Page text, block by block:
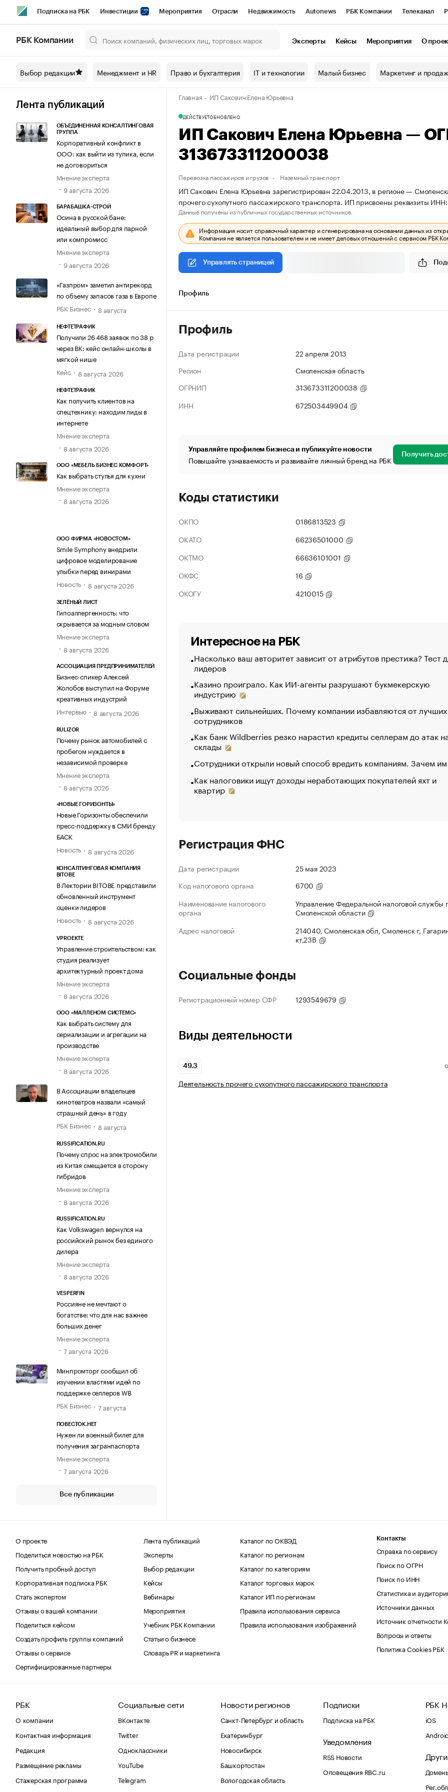
Подписка на РБК Инвестиции Мероприятия Отрасли Недвижимость Autonews РБК Компании Телеканал
Спецпроекты СПб Конференции СПб Спецпроекты Проверка контрагентов
Технологии и медиа Рынок наличной валюты
РБК Компании Эксперты Кейсы Мероприятия О
Выбор редакции Менеджмент и HR Право и бухгалтерия IT и технологии Малый бизнес Маркетинг и
Лента публикаций
ОБЪЕДИНЕННАЯ КОНСАЛТИНГОВАЯ
ГРУППА
Корпоративный конфликт в
ООО: как выйти из тупика, если
не договориться
Мнение эксперта
9 августа 2026
БАРАБАШКА-СТРОЙ
Осина в русской бане:
идеальный выбор для парной
или компромисс
Мнение эксперта
9 августа 2026
«Газпром» заметил антирекорд
по объему запасов газа в Европе
РБК Бизнес
8 августа
НЕФТЕТРАФИК
Получили 26 468 заявок по 38 р
через ВК: кейс онлайн-школы в
мягкой нише
Кейс
8 августа 2026
НЕФТЕТРАФИК
Как получить клиентов на
спецтехнику: находим лиды в
интернете
Мнение эксперта
8 августа 2026
ООО «МЕБЕЛЬ БИЗНЕС КОМФОРТ»
Как выбрать стулья для кухни
Мнение эксперта
8 августа 2026
ООО ФИРМА «НОВОСТОМ»
Smile Symphony внедрили
цифровое моделирование
улыбки перед винирами
Новость
8 августа 2026
ЗЕЛЁНЫЙ ЛИСТ
Гипоаллергенность: что
скрывается за модным словом
Мнение эксперта
8 августа 2026
АССОЦИАЦИЯ ПРЕДПРИНИМАТЕЛЕЙ
Бизнес-спикер Алексей
Жолобов выступил на Форуме
креативных индустрий
Интервью
8 августа 2026
RULIZOR
Почему рынок автомобилей с
пробегом нуждается в
независимой проверке
Мнение эксперта
8 августа 2026
«НОВЫЕ ГОРИЗОНТЫ»
Новые Горизонты обеспечили
пресс-поддержку в СМИ бренду
БАСК
Новость
8 августа 2026
КОНСАЛТИНГОВАЯ КОМПАНИЯ
BITOBE
В Лектории BITOBE представили
обновленный инструмент
оценки лидеров
Новость
8 августа 2026
VPROEKTE
Управление строительством: как
студия реализует
архитектурный проект дома
Мнение эксперта
8 августа 2026
ООО «МАЛЛЕНОМ СИСТЕМС»
Как выбрать систему для
сериализации и агрегации на
производстве
Мнение эксперта
8 августа 2026
В Ассоциации владельцев
кинотеатров назвали «самый
страшный день» в году
РБК Бизнес
8 августа
RUSSIFICATION.RU
Почему спрос на электромобили
из Китая смещается в сторону
гибридов
Мнение эксперта
8 августа 2026
RUSSIFICATION.RU
Как Volkswagen вернулся на
российский рынок без единого
дилера
Мнение эксперта
8 августа 2026
VESPERFIN
Россияне не мечтают о
богатстве: что для нас важнее
больших денег
Мнение эксперта
7 августа 2026
Минпромторг сообщил об
изучении властями идей по
поддержке селлеров WB
РБК Бизнес
7 августа
ПОВЕСТОК.НЕТ
Нужен ли военный билет для
получения загранпаспорта
Мнение эксперта
7 августа 2026
Все публикации
Главная ИП Сакович Елена Юрьевна
ДЕЙСТВУЕТОБНОВЛЕНО
ИП Сакович Елена Юрьевна —
313673311200038
Перевозка пассажиров и грузов Наземный транспорт
ИП Сакович Елена Юрьевна зарегистрирован 22.04.2013, в регионе —
прочего сухопутного пассажирского транспорта. ИП присвоены реквизиты
Данные получены из публичных государственных источников.
Информация носит справочный характер и сгенерирована на основании данных из
Компания не является пользователем и не имеет деловых отношений с сервисом РБК
Управлять страницей
Профиль
Профиль
Дата регистрации
22 апреля 2013
Регион
Смоленская область
ОГРНИП
313673311200038
ИНН
672503449904
Управляйте профилем бизнеса и публикуйте новости
Повышайте узнаваемость и развивайте личный бренд на РБК Получить
Коды статистики
ОКПО
0186813523
ОКАТО
66236501000
ОКТМО
66636101001
ОКФС
16
ОКОГУ
4210015
Интересное на РБК
Насколько ваш авторитет зависит от атрибутов престижа? Тест
лидеров
Казино проиграло. Как ИИ-агенты разрушают букмекерскую
индустрию
Выживают сильнейших. Почему компании избавляются от лучших
сотрудников
Как банк Wildberries резко нарастил кредиты селлерам до атак
склады
Сотрудники открыли новый способ вредить компаниям. Зачем
Как налоговики ищут доходы неработающих покупателей яхт и
квартир
Регистрация ФНС
Дата регистрации
25 мая 2023
Код налогового органа
6700
Наименование налогового
органа
Управление Федеральной налоговой службы
Смоленской области
Адрес налоговой
214040, Смоленская обл, Смоленск г,
кт,23В
Социальные фонды
Регистрационный номер СФР 1293549679
Виды деятельности
49.3
Деятельность прочего сухопутного пассажирского транспорта
О проекте
Поделиться новостью на РБК
Получить пробный доступ
Корпоративная подписка РБК
Стать экспертом
Отзывы о вашей компании
Поделиться кейсом
Создать профиль группы компаний
Отзывы о сервисе
Сертифицированные партнеры
Лента публикаций
Эксперты
Выбор редакции
Кейсы
Вебинары
Мероприятия
Учебник РБК Компании
Статьи о бизнесе
Словарь PR и маркетинга
Каталог по ОКВЭД
Каталог по регионам
Каталог по категориям
Каталог торговых марок
Каталог ИП по регионам
Правила использования сервиса
Правила использования изображений
Контакты
Справка по сервису
Поиск по ОГРН
Поиск по ИНН
Статистика и
Источники данных
Источник отчетности
Вопросы и ответы
Политика Cookies РБК
РБК
О компании
Контактная информация
Редакция
Размещение рекламы
Стажерская программа
Социальные сети
ВКонтакте
Twitter
Одноклассники
YouTube
Telegram
Новости регионов
Санкт-Петербург и область
Екатеринбург
Новосибирск
Башкортостан
Вологодская область
Подписки
Подписка на РБК
Уведомления
RSS Новости
Оповещения RBC.ru
РБК
iOS